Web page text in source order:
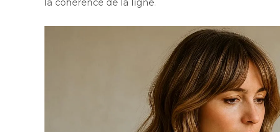
la cohérence de la ligne.